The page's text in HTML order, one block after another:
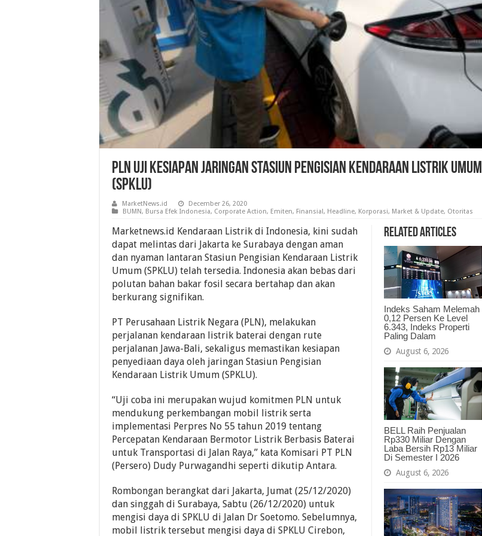
PLN Uji Kesiapan Jaringan Stasiun Pengisian Kendaraan Listrik Umum
(SPKLU)
MarketNews.id
December 26, 2020
BUMN, Bursa Efek Indonesia, Corporate Action, Emiten, Finansial , Headline, Korporasi, Market & Update, Otoritas
Related Articles
Indeks Saham Melemah
0,12 Persen Ke Level
6.343, Indeks Properti
Paling Dalam
August 6, 2026
BELL Raih Penjualan
Rp330 Miliar Dengan
Laba Bersih Rp13 Miliar
Di Semester I 2026
August 6, 2026
Marketnews.id Kendaraan Listrik di Indonesia, kini sudah
dapat melintas dari Jakarta ke Surabaya dengan aman
dan nyaman lantaran Stasiun Pengisian Kendaraan Listrik
Umum (SPKLU) telah tersedia. Indonesia akan bebas dari
polutan bahan bakar fosil secara bertahap dan akan
berkurang signifikan.
PT Perusahaan Listrik Negara (PLN), melakukan
perjalanan kendaraan listrik baterai dengan rute
perjalanan Jawa-Bali, sekaligus memastikan kesiapan
penyediaan daya oleh jaringan Stasiun Pengisian
Kendaraan Listrik Umum (SPKLU).
“Uji coba ini merupakan wujud komitmen PLN untuk
mendukung perkembangan mobil listrik serta
implementasi Perpres No 55 tahun 2019 tentang
Percepatan Kendaraan Bermotor Listrik Berbasis Baterai
untuk Transportasi di Jalan Raya,” kata Komisari PT PLN
(Persero) Dudy Purwagandhi seperti dikutip Antara.
Rombongan berangkat dari Jakarta, Jumat (25/12/2020)
dan singgah di Surabaya, Sabtu (26/12/2020) untuk
mengisi daya di SPKLU di Jalan Dr Soetomo. Sebelumnya,
mobil listrik tersebut mengisi daya di SPKLU Cirebon,